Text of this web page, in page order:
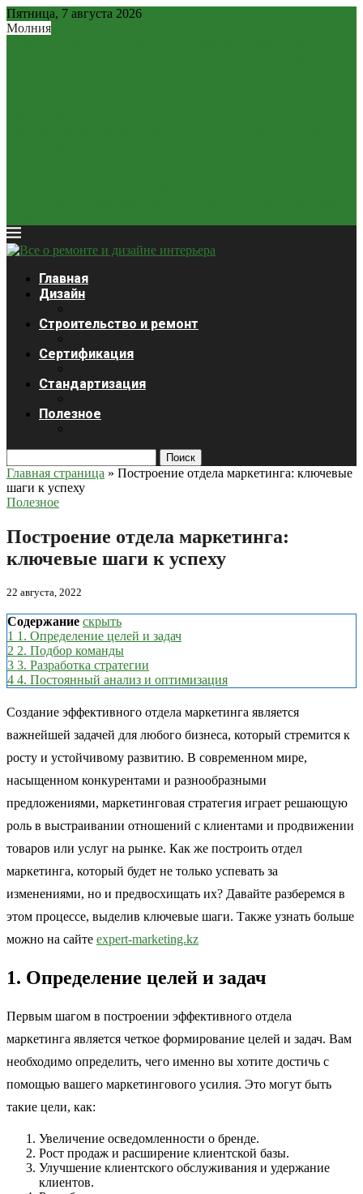
Пятница, 7 августа 2026
Молния
Главная
Дизайн
Строительство и ремонт
Сертификация
Стандартизация
Полезное
Поиск
Главная страница » Построение отдела маркетинга: ключевые
шаги к успеху
Полезное
Построение отдела маркетинга:
ключевые шаги к успеху
22 августа, 2022
Содержание скрыть
1 1. Определение целей и задач
2 2. Подбор команды
3 3. Разработка стратегии
4 4. Постоянный анализ и оптимизация
Создание эффективного отдела маркетинга является
важнейшей задачей для любого бизнеса, который стремится к
росту и устойчивому развитию. В современном мире,
насыщенном конкурентами и разнообразными
предложениями, маркетинговая стратегия играет решающую
роль в выстраивании отношений с клиентами и продвижении
товаров или услуг на рынке. Как же построить отдел
маркетинга, который будет не только успевать за
изменениями, но и предвосхищать их? Давайте разберемся в
этом процессе, выделив ключевые шаги. Также узнать больше
можно на сайте expert-marketing.kz
1. Определение целей и задач
Первым шагом в построении эффективного отдела
маркетинга является четкое формирование целей и задач. Вам
необходимо определить, чего именно вы хотите достичь с
помощью вашего маркетингового усилия. Это могут быть
такие цели, как:
Увеличение осведомленности о бренде.
Рост продаж и расширение клиентской базы.
Улучшение клиентского обслуживания и удержание
клиентов.